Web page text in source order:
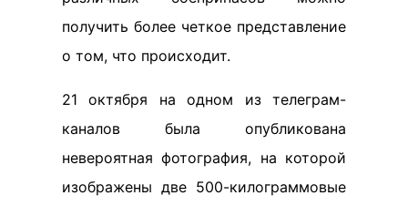
получить более четкое представление
о том, что происходит.
21 октября на одном из телеграм-
каналов была опубликована
невероятная фотография, на которой
изображены две 500-килограммовые